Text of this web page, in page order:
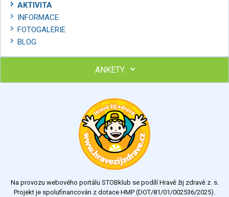
AKTIVITA
INFORMACE
FOTOGALERIE
BLOG
ANKETY
Výsledky Všechny ankety
Na provozu webového portálu STOBklub se podílí Hravě žij zdravě z. s.
Projekt je spolufinancován z dotace HMP (DOT/81/01/002536/2025).